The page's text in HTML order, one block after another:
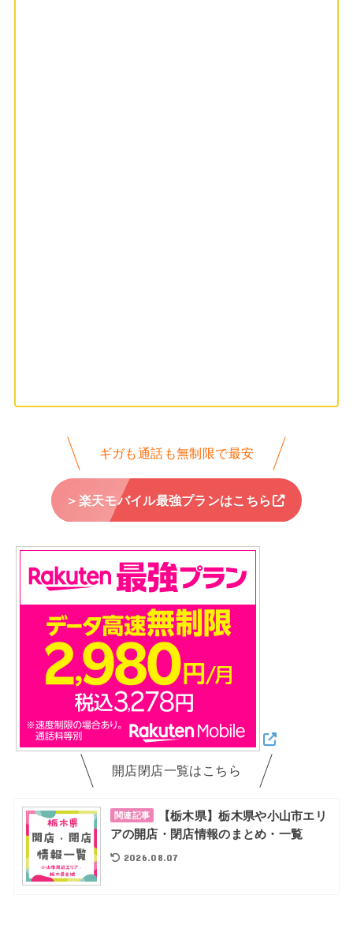
ギガも通話も無制限で最安
＞楽天モバイル最強プランはこちら
開店閉店一覧はこちら
関連記事
【栃木県】栃木県や小山市エリ
アの開店・閉店情報のまとめ・一覧
2026.08.07